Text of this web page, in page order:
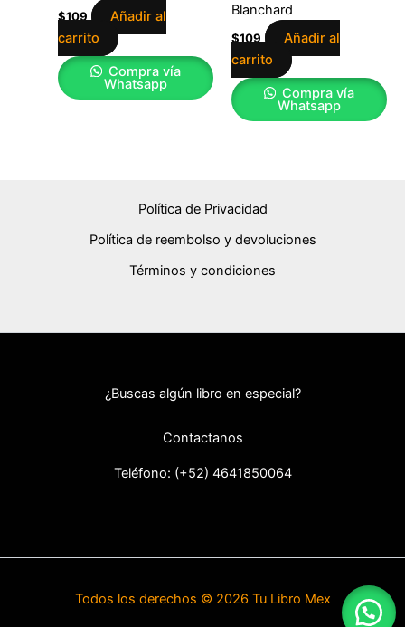
$109
Añadir al
carrito
Compra vía
Whatsapp
Blanchard
$109
Añadir al
carrito
Compra vía
Whatsapp
Política de Privacidad
Política de reembolso y devoluciones
Términos y condiciones
¿Buscas algún libro en especial?
Contactanos
Teléfono: (+52) 4641850064
Todos los derechos © 2026 Tu Libro Mex